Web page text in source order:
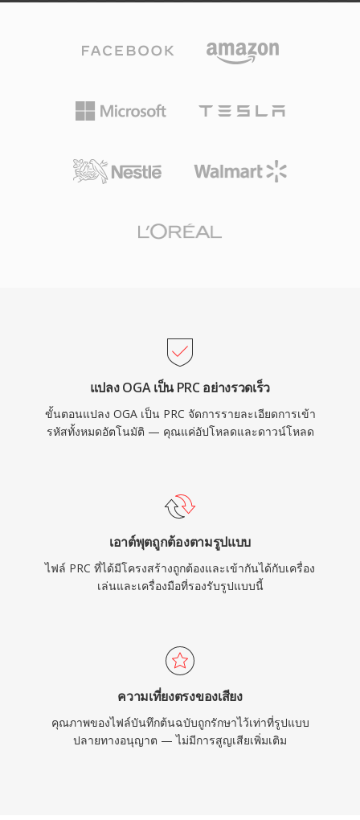
แปลง OGA เป็น PRC อย่างรวดเร็ว
ขั้นตอนแปลง OGA เป็น PRC จัดการรายละเอียดการเข้า
รหัสทั้งหมดอัตโนมัติ — คุณแค่อัปโหลดและดาวน์โหลด
เอาต์พุตถูกต้องตามรูปแบบ
ไฟล์ PRC ที่ได้มีโครงสร้างถูกต้องและเข้ากันได้กับเครื่อง
เล่นและเครื่องมือที่รองรับรูปแบบนี้
ความเที่ยงตรงของเสียง
คุณภาพของไฟล์บันทึกต้นฉบับถูกรักษาไว้เท่าที่รูปแบบ
ปลายทางอนุญาต — ไม่มีการสูญเสียเพิ่มเติม